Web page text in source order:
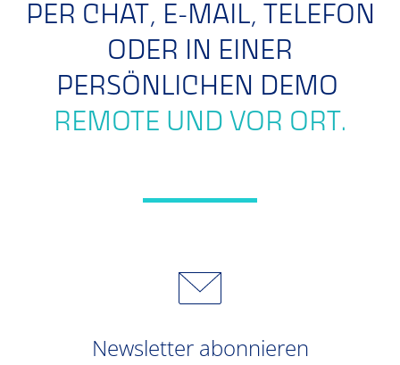
PER CHAT, E-MAIL, TELEFON
ODER IN EINER
PERSÖNLICHEN DEMO
REMOTE UND VOR ORT.
Newsletter abonnieren